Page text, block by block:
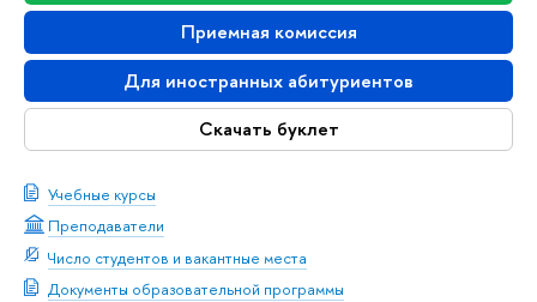
Приемная комиссия
Для иностранных абитуриентов
Скачать буклет
Учебные курсы
Преподаватели
Число студентов и вакантные места
Документы образовательной программы